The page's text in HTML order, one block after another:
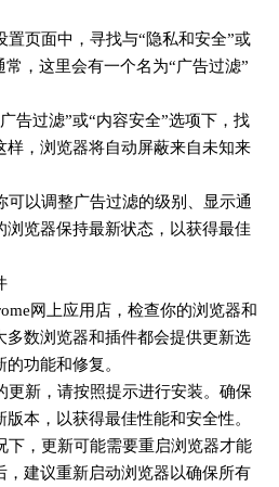
置页面中，寻找与“隐私和安全”或
，这里会有一个名为“广告过滤”
告过滤”或“内容安全”选项下，找
样，浏览器将自动屏蔽来自未知来
可以调整广告过滤的级别、显示通
浏览器保持最新状态，以获得最佳
网上应用店，检查你的浏览器和
多数浏览器和插件都会提供更新选
功能和修复。
更新，请按照提示进行安装。确保
本，以获得最佳性能和安全性。
下，更新可能需要重启浏览器才能
，建议重新启动浏览器以确保所有